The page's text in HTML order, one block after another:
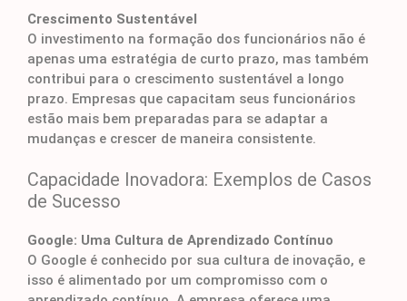
Crescimento Sustentável
O investimento na formação dos funcionários não é
apenas uma estratégia de curto prazo, mas também
contribui para o crescimento sustentável a longo
prazo. Empresas que capacitam seus funcionários
estão mais bem preparadas para se adaptar a
mudanças e crescer de maneira consistente.
Capacidade Inovadora: Exemplos de Casos
de Sucesso
Google: Uma Cultura de Aprendizado Contínuo
O Google é conhecido por sua cultura de inovação, e
isso é alimentado por um compromisso com o